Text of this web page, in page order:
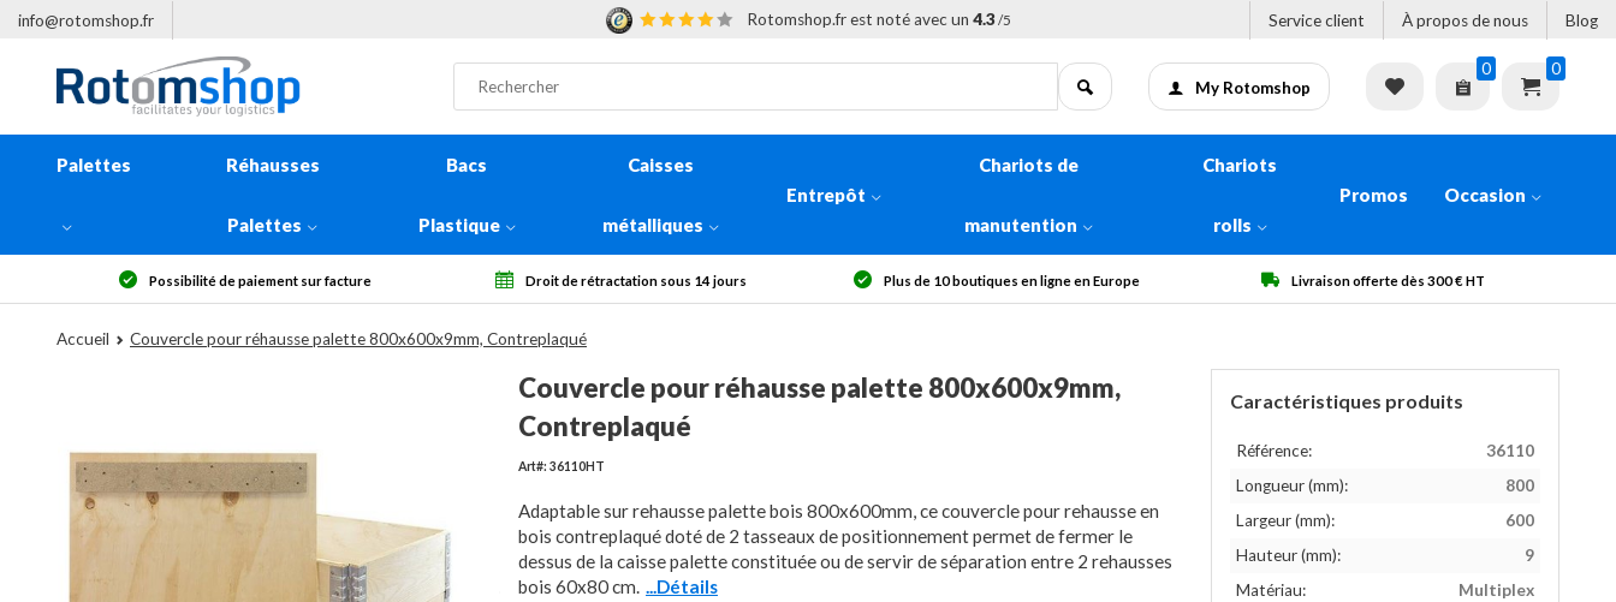
info@rotomshop.fr Rotomshop.fr est noté avec un 4.3 /5 Service client À propos de nous Blog
My Rotomshop
0 0
Palettes Réhausses
Palettes
Bacs
Plastique
Caisses
métalliques
Entrepôt
Chariots de
manutention
Chariots
rolls
Promos Occasion
paiement sur facture Droit de rétractation sous 14 jours Plus de 10 boutiques en ligne en Europe Livraison offerte dès 300 € HT
Accueil Couvercle pour réhausse palette 800x600x9mm, Contreplaqué
Couvercle pour réhausse palette 800x600x9mm,
Contreplaqué
Art#: 36110HT
Adaptable sur rehausse palette bois 800x600mm, ce couvercle pour rehausse en
bois contreplaqué doté de 2 tasseaux de positionnement permet de fermer le
dessus de la caisse palette constituée ou de servir de séparation entre 2 rehausses
bois 60x80 cm. ...Détails
Caractéristiques produits
Référence:
36110
Longueur (mm):
800
Largeur (mm):
600
Hauteur (mm):
9
Matériau:
Multiplex